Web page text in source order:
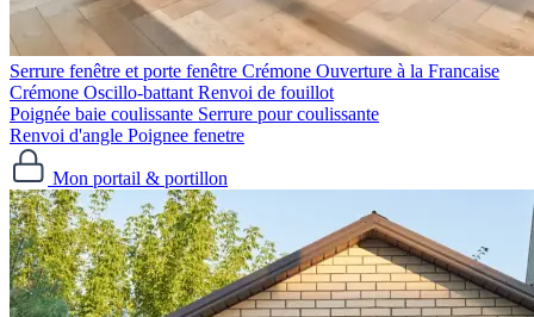
Serrure fenêtre et porte fenêtre Crémone Ouverture à la Francaise
Crémone Oscillo-battant Renvoi de fouillot
Poignée baie coulissante Serrure pour coulissante
Renvoi d'angle Poignee fenetre
Mon portail & portillon